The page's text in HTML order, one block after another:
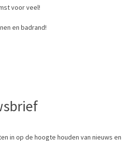
voor veel!
en badrand!
in op de hoogte houden van nieuws en